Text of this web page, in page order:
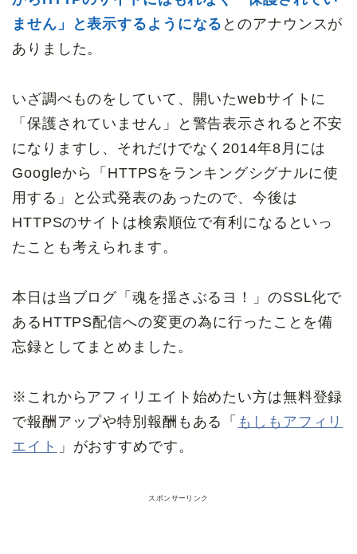
ません」と表示するようになる とのアナウンスが
ありました。
いざ調べものをしていて、開いたwebサイトに
「保護されていません」と警告表示されると不安
になりますし、それだけでなく2014年8月には
Googleから「HTTPSをランキングシグナルに使
用する」と公式発表のあったので、今後は
HTTPSのサイトは検索順位で有利になるといっ
たことも考えられます。
本日は当ブログ「魂を揺さぶるヨ！」のSSL化で
あるHTTPS配信への変更の為に行ったことを備
忘録としてまとめました。
※これからアフィリエイト始めたい方は無料登録
で報酬アップや特別報酬もある「 もしもアフィリ
エイト 」がおすすめです。
スポンサーリンク